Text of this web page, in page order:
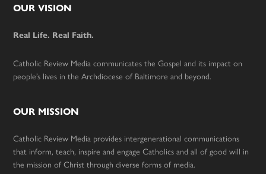
Footer
OUR VISION
Real Life. Real Faith.
Catholic Review Media communicates the Gospel and its impact on
people’s lives in the Archdiocese of Baltimore and beyond.
OUR MISSION
Catholic Review Media provides intergenerational communications
that inform, teach, inspire and engage Catholics and all of good will in
the mission of Christ through diverse forms of media.